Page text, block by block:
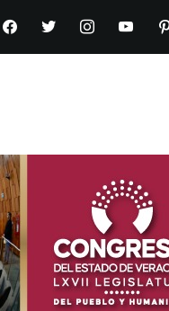
FACEBOOKTWITTERINSTAGRAM